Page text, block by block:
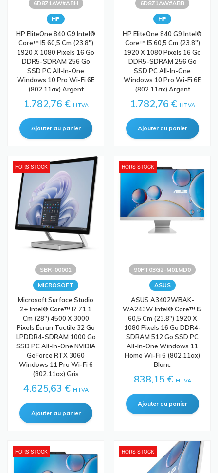
6D8Z1AW#ABH
HP
HP EliteOne 840 G9 Intel®
Core™ I5 60,5 Cm (23.8")
1920 X 1080 Pixels 16 Go
DDR5-SDRAM 256 Go
SSD PC All-In-One
Windows 10 Pro Wi-Fi 6E
(802.11ax) Argent
1.782,76 € HTVA
6D8Z1AW#ABB
HP
HP EliteOne 840 G9 Intel®
Core™ I5 60,5 Cm (23.8")
1920 X 1080 Pixels 16 Go
DDR5-SDRAM 256 Go
SSD PC All-In-One
Windows 10 Pro Wi-Fi 6E
(802.11ax) Argent
1.782,76 € HTVA
HORS STOCK
SBR-00001
MICROSOFT
Microsoft Surface Studio
2+ Intel® Core™ I7 71,1
Cm (28") 4500 X 3000
Pixels Écran Tactile 32 Go
LPDDR4-SDRAM 1000 Go
SSD PC All-In-One NVIDIA
GeForce RTX 3060
Windows 11 Pro Wi-Fi 6
(802.11ax) Gris
4.625,63 € HTVA
HORS STOCK
90PT03G2-M01MD0
ASUS
ASUS A3402WBAK-
WA243W Intel® Core™ I5
60,5 Cm (23.8") 1920 X
1080 Pixels 16 Go DDR4-
SDRAM 512 Go SSD PC
All-In-One Windows 11
Home Wi-Fi 6 (802.11ax)
Blanc
838,15 € HTVA
HORS STOCK HORS STOCK